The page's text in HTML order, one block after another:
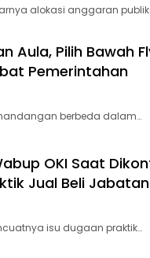
alokasi anggaran
Aula, Pilih Bawah
Pemerintahan
berbeda dalam…
OKI Saat
Jual Beli Jabatan
isu dugaan praktik…